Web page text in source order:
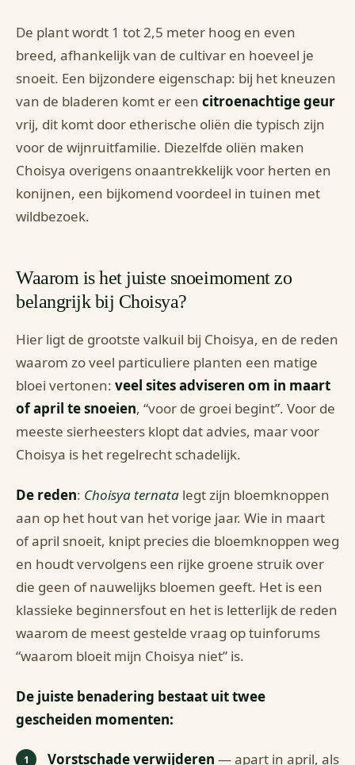
De plant wordt 1 tot 2,5 meter hoog en even
breed, afhankelijk van de cultivar en hoeveel je
snoeit. Een bijzondere eigenschap: bij het kneuzen
van de bladeren komt er een citroenachtige geur
vrij, dit komt door etherische oliën die typisch zijn
voor de wijnruitfamilie. Diezelfde oliën maken
Choisya overigens onaantrekkelijk voor herten en
konijnen, een bijkomend voordeel in tuinen met
wildbezoek.
Waarom is het juiste snoeimoment zo
belangrijk bij Choisya?
Hier ligt de grootste valkuil bij Choisya, en de reden
waarom zo veel particuliere planten een matige
bloei vertonen: veel sites adviseren om in maart
of april te snoeien, “voor de groei begint”. Voor de
meeste sierheesters klopt dat advies, maar voor
Choisya is het regelrecht schadelijk.
De reden: Choisya ternata legt zijn bloemknoppen
aan op het hout van het vorige jaar. Wie in maart
of april snoeit, knipt precies die bloemknoppen weg
en houdt vervolgens een rijke groene struik over
die geen of nauwelijks bloemen geeft. Het is een
klassieke beginnersfout en het is letterlijk de reden
waarom de meest gestelde vraag op tuinforums
“waarom bloeit mijn Choisya niet” is.
De juiste benadering bestaat uit twee
gescheiden momenten:
Vorstschade verwijderen — apart in april, als